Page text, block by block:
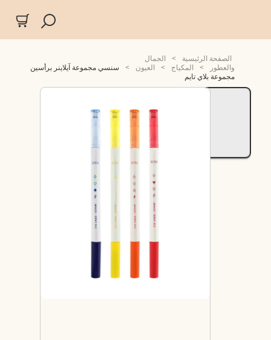
الصفحة الرئيسية >
الجمال
والعطور
> المكياج > العيون >
سنسي مجموعة آيلاينر برأسين
مجموعة بلاي تايم